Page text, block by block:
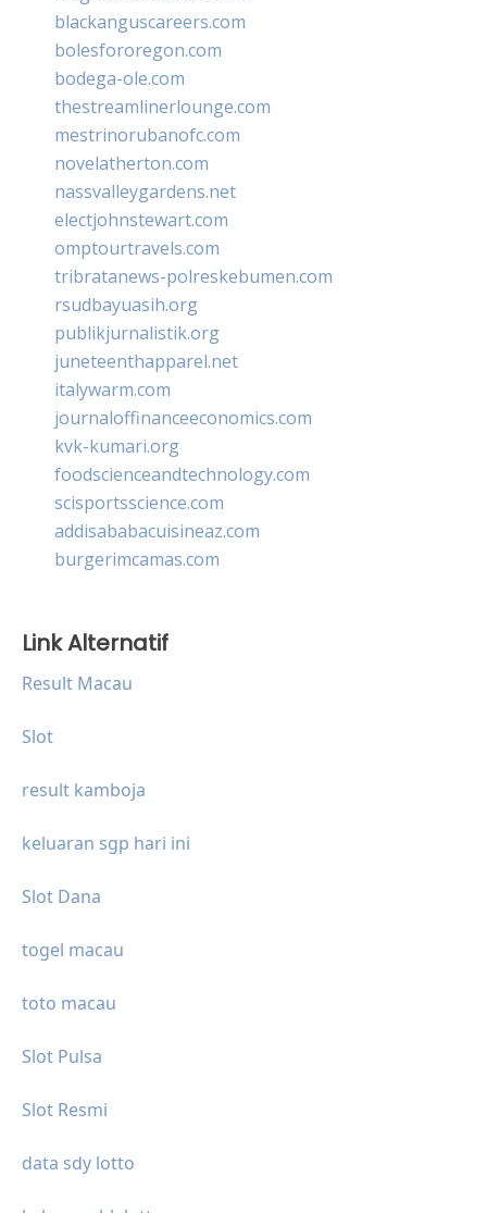
blackanguscareers.com
bolesfororegon.com
bodega-ole.com
thestreamlinerlounge.com
mestrinorubanofc.com
novelatherton.com
nassvalleygardens.net
electjohnstewart.com
omptourtravels.com
tribratanews-polreskebumen.com
rsudbayuasih.org
publikjurnalistik.org
juneteenthapparel.net
italywarm.com
journaloffinanceeconomics.com
kvk-kumari.org
foodscienceandtechnology.com
scisportsscience.com
addisababacuisineaz.com
burgerimcamas.com
Link Alternatif
Result Macau
Slot
result kamboja
keluaran sgp hari ini
Slot Dana
togel macau
toto macau
Slot Pulsa
Slot Resmi
data sdy lotto